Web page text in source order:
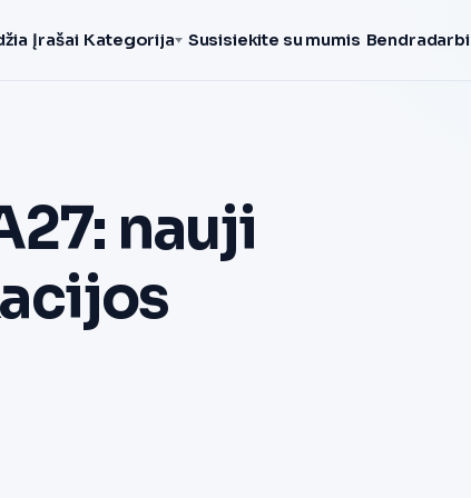
Įrašai Kategorija Susisiekite su mumis
nauji